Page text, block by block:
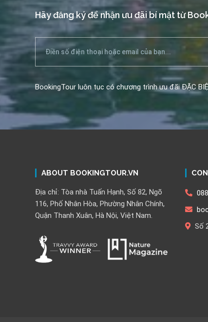
Hãy đăng ký để nhận ưu đãi bí mật từ
BookingTour luôn tục có chương trình ưu đãi ĐẶC
ABOUT BOOKINGTOUR.VN
Địa chỉ: Tòa nhà Tuấn Hạnh, Số 82, Ngõ
116, Phố Nhân Hòa, Phường Nhân Chính,
Quận Thanh Xuân, Hà Nội, Việt Nam.
Số